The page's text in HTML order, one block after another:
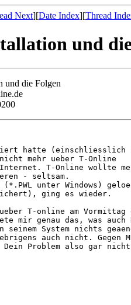
Next][Date Index][Thread
und
und die Folgen
hatte (einschliesslich
mehr ueber T-Online
T-Online wollte
- seltsam.
(*.PWL unter Windows)
ging es wieder.
T-online am
mir genau das, was auch
System nichts
auch nicht. Gegen
Problem also gar